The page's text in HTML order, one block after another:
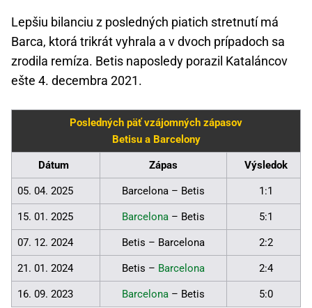
Lepšiu bilanciu z posledných piatich stretnutí má
Barca, ktorá trikrát vyhrala a v dvoch prípadoch sa
zrodila remíza. Betis naposledy porazil Kataláncov
ešte 4. decembra 2021.
Posledných päť vzájomných zápasov
Betisu a Barcelony
Dátum Zápas Výsledok
05. 04. 2025 Barcelona – Betis 1:1
15. 01. 2025 Barcelona – Betis 5:1
07. 12. 2024 Betis – Barcelona 2:2
21. 01. 2024 Betis – Barcelona 2:4
16. 09. 2023 Barcelona – Betis 5:0